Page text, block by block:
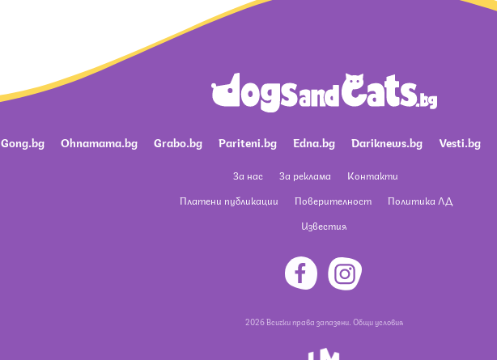
Gong.bg Ohnamama.bg Grabo.bg Pariteni.bg Edna.bg Dariknews.bg Vesti.bg
За нас За реклама
Контакти
Платени публикации
Поверителност
Политика ЛД
Известия
2026 Всички права запазени. Общи условия